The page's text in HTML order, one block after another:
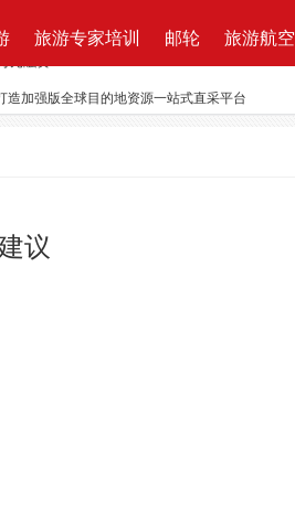
旅游专家培训 邮轮 旅游航空
加强版全球目的地资源一站式直采平台
？议